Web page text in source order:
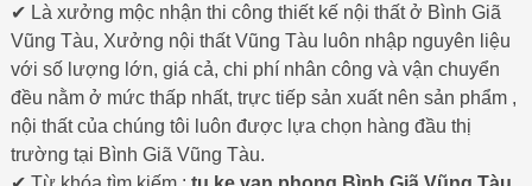
✔ Là xưởng mộc nhận thi công thiết kế nội thất ở Bình Giã
Vũng Tàu, Xưởng nội thất Vũng Tàu luôn nhập nguyên liệu
với số lượng lớn, giá cả, chi phí nhân công và vận chuyển
đều nằm ở mức thấp nhất, trực tiếp sản xuất nên sản phẩm ,
nội thất của chúng tôi luôn được lựa chọn hàng đầu thị
trường tại Bình Giã Vũng Tàu.